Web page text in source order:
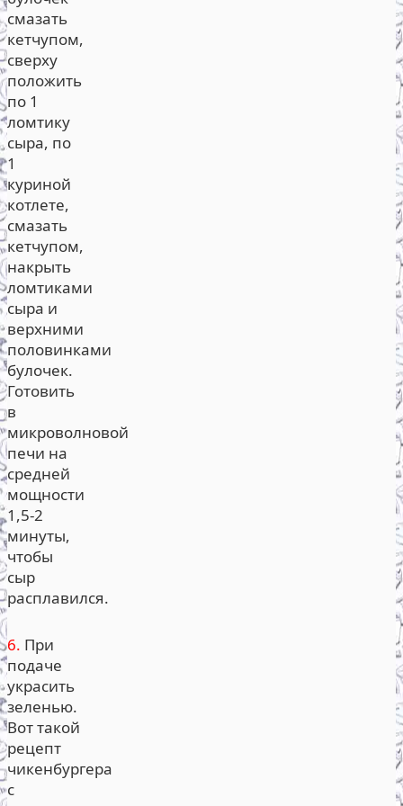
смазать
кетчупом,
сверху
положить
по 1
ломтику
сыра, по
1
куриной
котлете,
смазать
кетчупом,
накрыть
ломтиками
сыра и
верхними
половинками
булочек.
Готовить
в
микроволновой
печи на
средней
мощности
1,5-2
минуты,
чтобы
сыр
расплавился.
6. При
подаче
украсить
зеленью.
Вот такой
рецепт
чикенбургера
с